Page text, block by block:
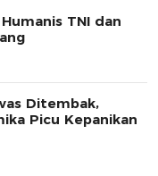
TNI dan
Ditembak,
Picu Kepanikan